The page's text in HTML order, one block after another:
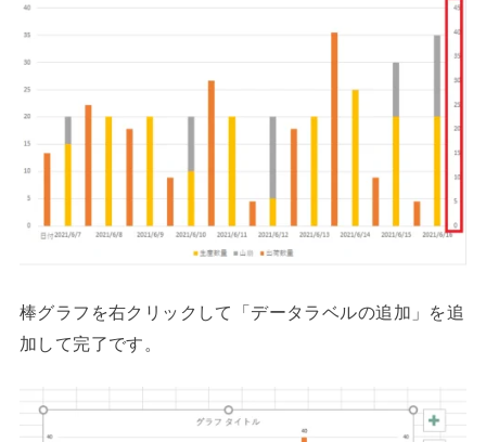
棒グラフを右クリックして「データラベルの追加」を追
加して完了です。